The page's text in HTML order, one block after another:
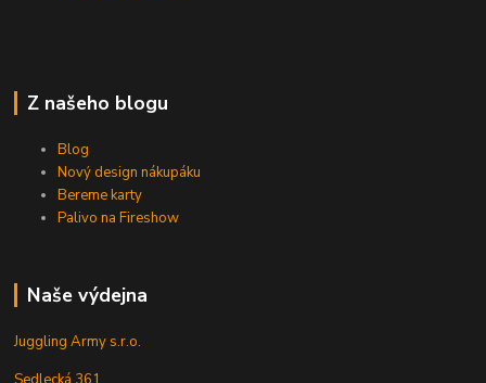
Z našeho blogu
Blog
Nový design nákupáku
Bereme karty
Palivo na Fireshow
Naše výdejna
Juggling Army s.r.o.